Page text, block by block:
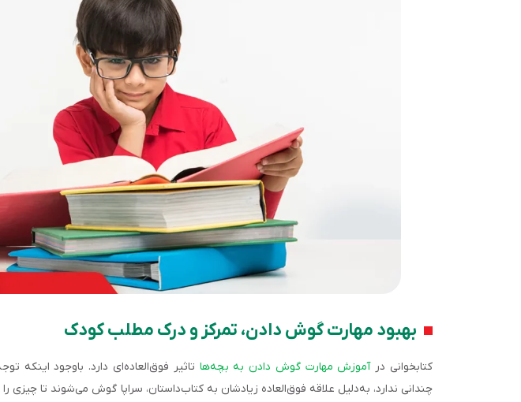
بهبود مهارت گوش دادن، تمرکز و درک مطلب کودک
کتابخوانی درآموزش مهارت گوش دادن به بچه‌ها تاثیر فوق‌العاده‌ای دارد. باوجود اینکه
چندانی ندارد، به‌دلیل علاقه فوق‌العاده زیادشان به کتاب‌‌داستان‌، سراپا گوش می‌شوند تا چیزی